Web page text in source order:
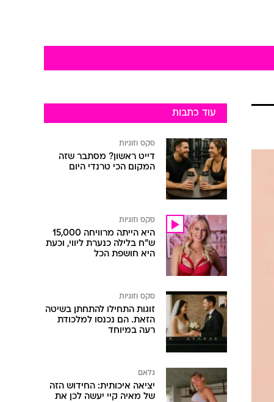
עוד כתבות
סקס וזוגיות
דייט ראשון? מסתבר שזה
המקום הכי טרנדי היום
סקס וזוגיות
היא הייתה מרוויחה 15,000
ש"ח בלילה כנערת ליווי, וכעת
היא חושפת הכל
סקס וזוגיות
זוגות התחילו להתחתן בשיטה
הזאת. הם נכנסו למלכודת
רעה במיוחד
גלאם
יציאה איכותית: החידוש הזה
של מאיה קיי יעשה לכן את